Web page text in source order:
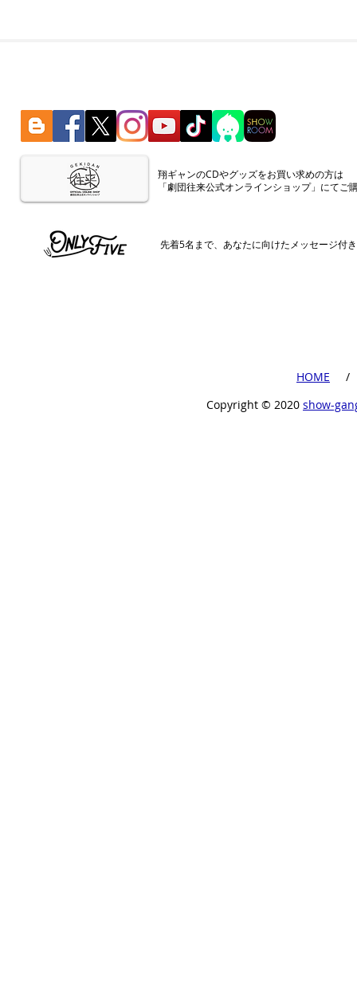
​翔ギャンのCDやグッズをお買い求めの方は
「劇団往来公式オンラインショップ」にてご
先着5名まで、あなたに向けたメッセージ付
​HOME
​ /
Copyright ©︎ 2020 show-